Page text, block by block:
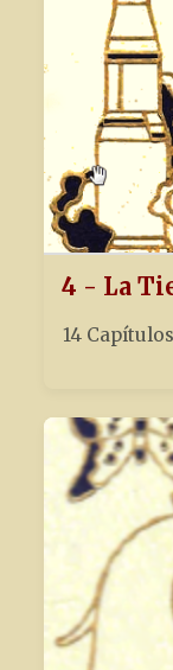
4 - La
14 Capítulos